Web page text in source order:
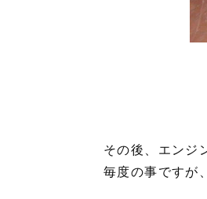
その後、エンジ
毎度の事ですが